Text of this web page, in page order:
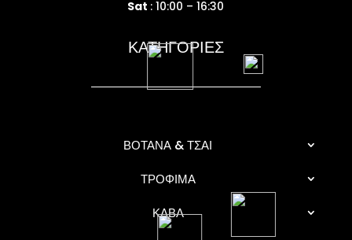
Sat : 10:00 – 16:30
ΚΑΤΗΓΟΡΙΕΣ
ΒΟΤΑΝΑ & ΤΣΑΙ
ΤΡΟΦΙΜΑ
ΚΑΒΑ